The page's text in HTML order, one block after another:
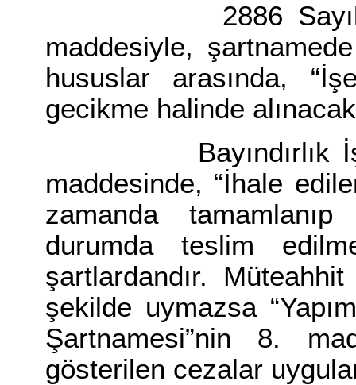
2886 Sayılı
maddesiyle,
hususlar arasında,
gecikme halinde
Bayındırlık İşleri
maddesinde, “İhale
zamanda
durumda teslim
şartlardandır.
şekilde uymazsa
Şartnamesi”nin 8.
gösterilen cezalar